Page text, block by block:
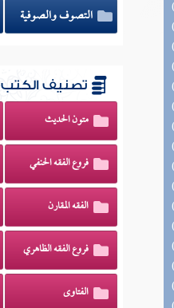
التصوف والصوفية
تصنيف الكتب
متون الحديث
فروع الفقه الحنفي
الفقه المقارن
فروع الفقه الظاهري
الفتاوى